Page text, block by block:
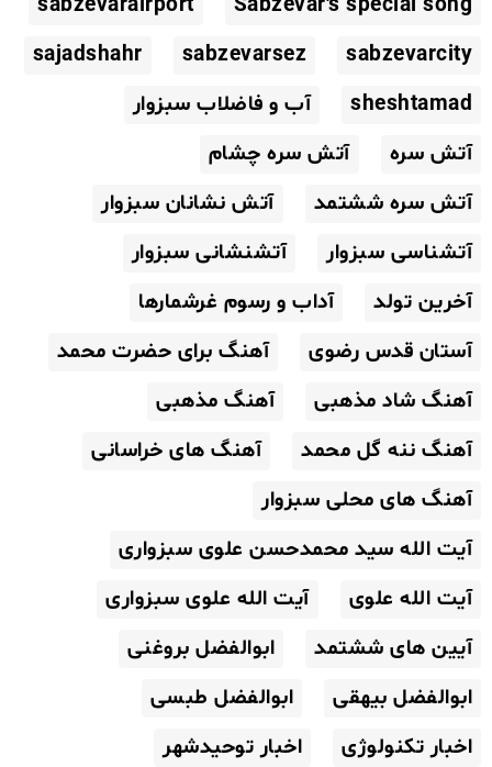
sabzevarcity
sabzevarsez
sajadshahr
sheshtamad
آب و فاضلاب سبزوار
آتش سره
آتش سره چشام
آتش سره ششتمد
آتش نشانان سبزوار
آتشناسی سبزوار
آتشنشانی سبزوار
آخرین تولد
آداب و رسوم غرشمارها
آستان قدس رضوی
آهنگ برای حضرت محمد
آهنگ شاد مذهبی
آهنگ مذهبی
آهنگ ننه گل محمد
آهنگ های خراسانی
آهنگ های محلی سبزوار
آیت الله سید محمدحسن علوی سبزواری
آیت الله علوی
آیت الله علوی سبزواری
آیین های ششتمد
ابوالفضل بروغنی
ابوالفضل بیهقی
ابوالفضل طبسی
اخبار تکنولوژی
اخبار توحیدشهر